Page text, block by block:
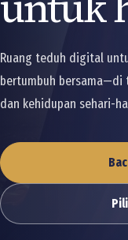
Ruang teduh digital
bertumbuh bersama—di
dan kehidupan sehari-